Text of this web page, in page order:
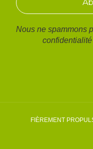
Nous ne spammons
confidentialité
FIÈREMENT